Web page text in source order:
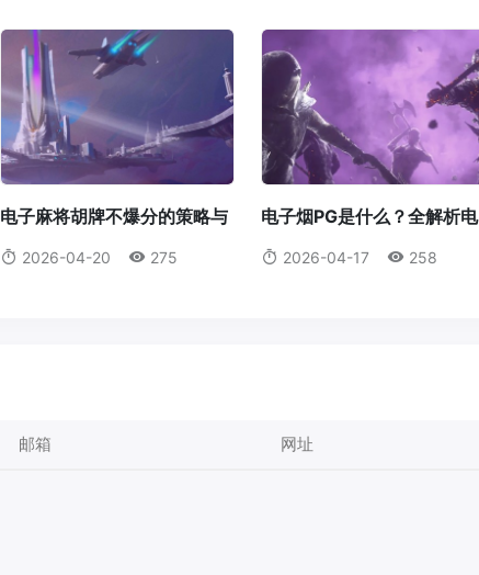
电子麻将胡牌不爆分的策略与
技巧解析PG电子麻将胡了不
爆分
2026-04-20 275
电子烟PG是什么？全解析电
子烟pg是什么
2026-04-17 258